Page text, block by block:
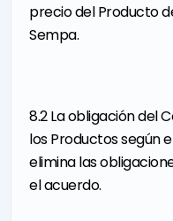
precio del Producto
Sempa.
8.2 La obligación del
los Productos según
elimina las
el acuerdo.